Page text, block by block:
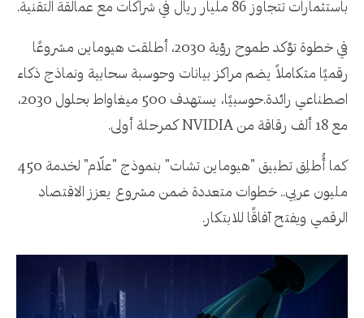
باستثمارات تتجاوز 86 مليار ريال في شراكات مع عمالقة التقنية.
في خطوة تؤكد طموح رؤية 2030، أطلقت هيوماين مشروعًا
رقميًا متكاملاً يضم مراكز بيانات وحوسبة سحابية ونماذج ذكاء
اصطناعي رائدة.حوسبيًا، يستهدف 500 ميغاواط بحلول 2030،
مع 18 ألف رقاقة من NVIDIA كمرحلة أولى.
كما أُطلِق تطبيق "هيوماين تشات" بنموذج "علّام" لخدمة 450
مليون عربي.. خطوات متعددة ضمن مشروع يعزز الاقتصاد
الرقمي ويفتح آفاقًا للابتكار.